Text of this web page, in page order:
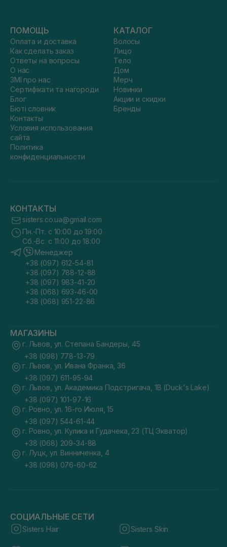
ПОМОЩЬ
Оплата и доставка
Как сделать заказ
Ответы на вопросы
О нас
ЗМІ про нас
Сертифікати та нагороди
Блог
Бюті словник
Контакты
Условия использования
сайта
Политика
конфиденциальности
КАТАЛОГ
Волосы
Лицо
Тело
Дом
Мерч
Новинки
Акции и скидки
Бренды
КОНТАКТЫ
sisters.co.ua@gmail.com
Пн.-Пт. с 10:00 до 19:00
Сб.-Вс. с 11:00 до 18:00
Менеджер
+38 (097) 612-54-81
+38 (097) 788-12-88
+38 (097) 983-41-20
+38 (068) 693-46-00
+38 (068) 951-22-86
МАГАЗИНЫ
г. Львов, ул. Степана Бандеры, 45
+38 (098) 778-13-79
г. Львов, ул. Ивана Франка, 36
+38 (097) 611-95-94
г. Львов, ул. Академика Подстригача, 1В (Duck's Lake)
+38 (097) 101-97-16
г. Ровно, ул. 16-го Июля, 15
+38 (097) 544-61-44
г. Ровно, ул. Кулика и Гудачека, 23 (ТЦ Экватор)
+38 (068) 209-34-88
г. Луцк, ул. Винниченка, 4
+38 (098) 076-60-62
СОЦИАЛЬНЫЕ СЕТИ
Sisters Hair Sisters Skin